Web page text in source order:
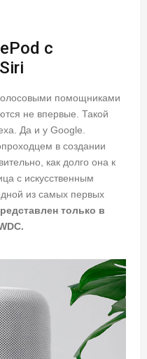
с
помощниками
не впервые. Такой
Да и у Google.
в создании
как долго она к
с искусственным
из самых первых
только в